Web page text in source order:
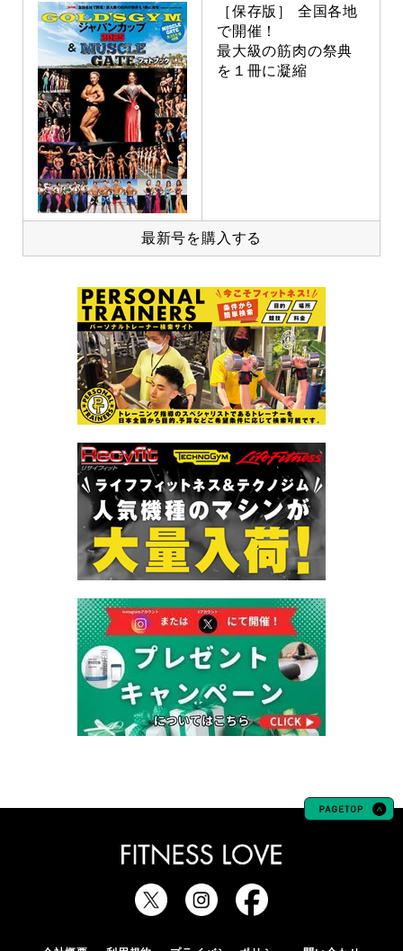
［保存版］ 全国各地
で開催！
最大級の筋肉の祭典
を１冊に凝縮
最新号を購入する